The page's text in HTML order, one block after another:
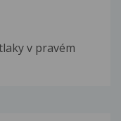
v pravém